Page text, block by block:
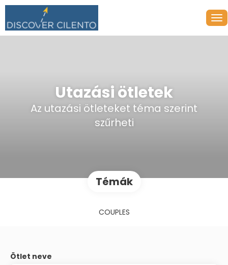
Utazási ötletek
Az utazási ötleteket téma szerint
szűrheti
Témák
COUPLES
Ötlet neve